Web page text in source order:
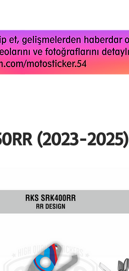
(2023-2025)